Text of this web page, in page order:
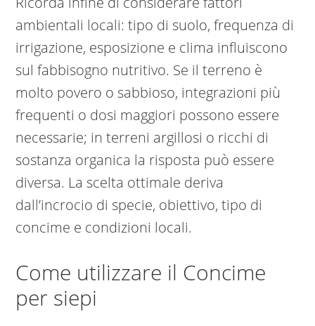
ambientali locali: tipo di suolo, frequenza di
irrigazione, esposizione e clima influiscono
sul fabbisogno nutritivo. Se il terreno è
molto povero o sabbioso, integrazioni più
frequenti o dosi maggiori possono essere
necessarie; in terreni argillosi o ricchi di
sostanza organica la risposta può essere
diversa. La scelta ottimale deriva
dall’incrocio di specie, obiettivo, tipo di
concime e condizioni locali.
Come utilizzare il Concime
per siepi